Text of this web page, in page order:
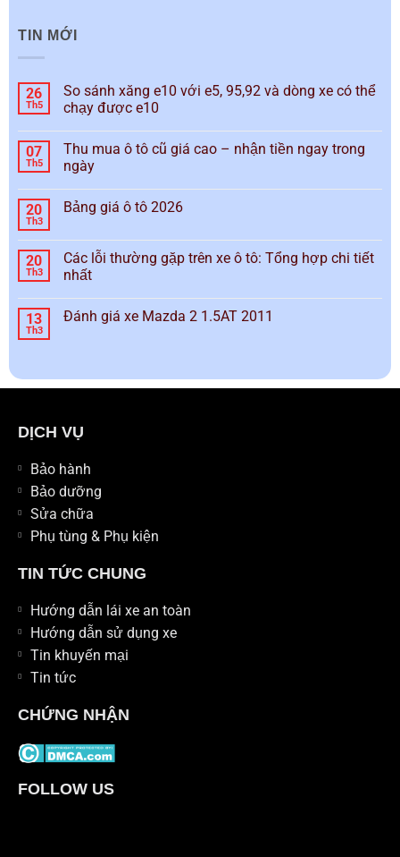
TIN MỚI
26
Th5
So sánh xăng e10 với e5, 95,92 và dòng xe có thể
chạy được e10
07
Th5
Thu mua ô tô cũ giá cao – nhận tiền ngay trong
ngày
20
Th3
Bảng giá ô tô 2026
20
Th3
Các lỗi thường gặp trên xe ô tô: Tổng hợp chi tiết
nhất
13
Th3
Đánh giá xe Mazda 2 1.5AT 2011
DỊCH VỤ
Bảo hành
Bảo dưỡng
Sửa chữa
Phụ tùng & Phụ kiện
TIN TỨC CHUNG
Hướng dẫn lái xe an toàn
Hướng dẫn sử dụng xe
Tin khuyến mại
Tin tức
CHỨNG NHẬN
FOLLOW US